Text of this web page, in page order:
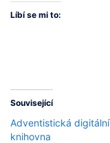
Líbí se mi to:
Související
Adventistická digitální
knihovna